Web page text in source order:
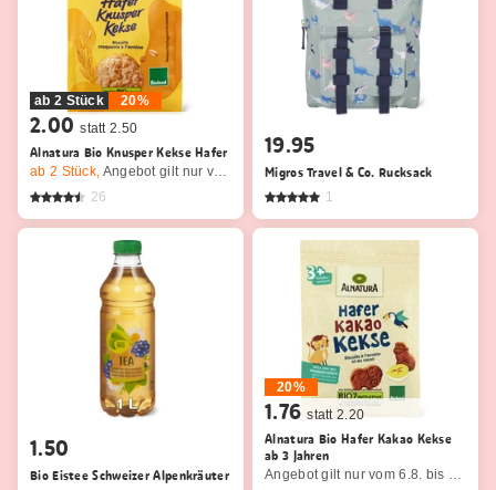
ab 2 Stück 20%
2.00 statt 2.50
Alnatura Bio Knusper Kekse Hafer
ab 2 Stück, Angebot gilt nur vom 6.8. bis 12.8.2026, solange Vorrat.
26
19.95
Migros Travel & Co. Rucksack
1
1.50
Bio Eistee Schweizer Alpenkräuter
20%
1.76 statt 2.20
Alnatura Bio Hafer Kakao Kekse
ab 3 Jahren
Angebot gilt nur vom 6.8. bis 12.8.2026, solange Vorrat.